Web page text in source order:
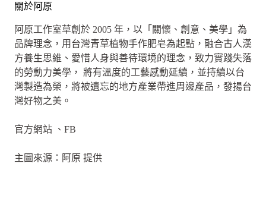
關於阿原
阿原工作室草創於 2005 年，以「關懷、創意、美學」為
品牌理念，用台灣青草植物手作肥皂為起點，融合古人漢
方養生思維、愛惜人身與善待環境的理念，致力實踐失落
的勞動力美學， 將有溫度的工藝感動延續，並持續以台
灣製造為榮，將被遺忘的地方產業帶進周邊產品，發揚台
灣好物之美。
官方網站 、FB
主圖來源：阿原 提供